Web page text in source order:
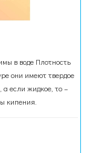
в воде Плотность
они имеют твердое
если жидкое, то –
кипения.